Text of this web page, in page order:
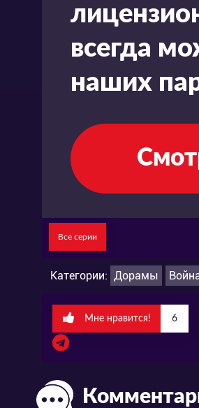
всегда
наших
Все серии
Категории: Дорамы
Мне нравится! 6